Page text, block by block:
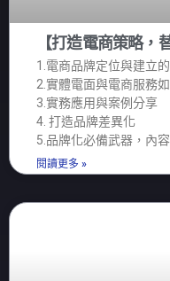
【打造電商策略，
1.電商品牌定位與建立
2.實體電面與電商服務
3.實務應用與案例分享
4. 打造品牌差異化
5.品牌化必備武器，內
閱讀更多 »